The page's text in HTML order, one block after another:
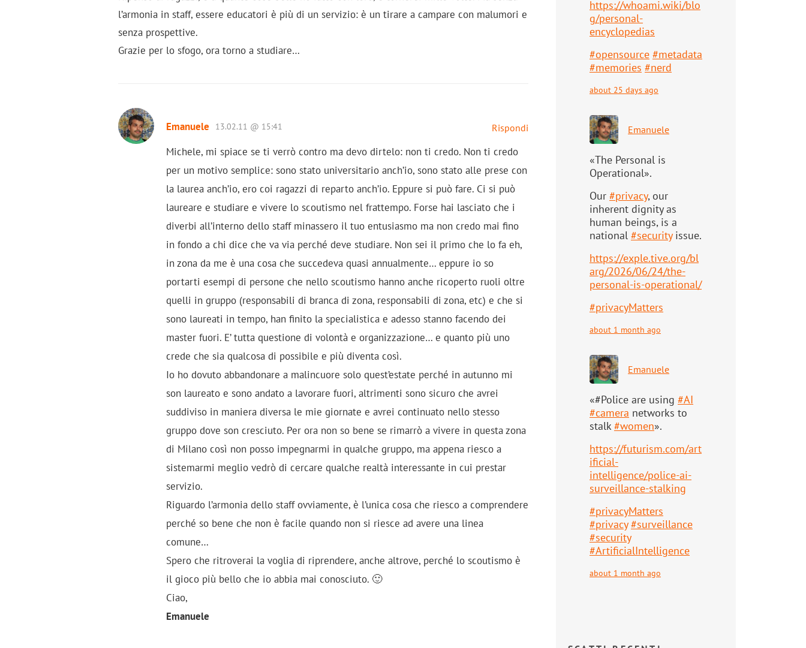
l’armonia in staff, essere educatori è più di un servizio: è un tirare a campare con malumori e
senza prospettive.
Grazie per lo sfogo, ora torno a studiare…
Emanuele Rispondi
13.02.11 @ 15:41
Michele, mi spiace se ti verrò contro ma devo dirtelo: non ti credo. Non ti credo
per un motivo semplice: sono stato universitario anch’io, sono stato alle prese con
la laurea anch’io, ero coi ragazzi di reparto anch’io. Eppure si può fare. Ci si può
laureare e studiare e vivere lo scoutismo nel frattempo. Forse hai lasciato che i
diverbi all’interno dello staff minassero il tuo entusiasmo ma non credo mai fino
in fondo a chi dice che va via perché deve studiare. Non sei il primo che lo fa eh,
in zona da me è una cosa che succedeva quasi annualmente… eppure io so
portarti esempi di persone che nello scoutismo hanno anche ricoperto ruoli oltre
quelli in gruppo (responsabili di branca di zona, responsabili di zona, etc) e che si
sono laureati in tempo, han finito la specialistica e adesso stanno facendo dei
master fuori. E’ tutta questione di volontà e organizzazione… e quanto più uno
crede che sia qualcosa di possibile e più diventa così.
Io ho dovuto abbandonare a malincuore solo quest’estate perché in autunno mi
son laureato e sono andato a lavorare fuori, altrimenti sono sicuro che avrei
suddiviso in maniera diversa le mie giornate e avrei continuato nello stesso
gruppo dove son cresciuto. Per ora non so bene se rimarrò a vivere in questa zona
di Milano così non posso impegnarmi in qualche gruppo, ma appena riesco a
sistemarmi meglio vedrò di cercare qualche realtà interessante in cui prestar
servizio.
Riguardo l’armonia dello staff ovviamente, è l’unica cosa che riesco a comprendere
perché so bene che non è facile quando non si riesce ad avere una linea
comune…
Spero che ritroverai la voglia di riprendere, anche altrove, perché lo scoutismo è
il gioco più bello che io abbia mai conosciuto. 🙂
Ciao,
Emanuele
https://whoami.wiki/blo
g/personal-
encyclopedias
#opensource #metadata
#memories #nerd
about 25 days ago
Emanuele
«The Personal is
Operational».
Our #privacy, our
inherent dignity as
human beings, is a
national #securityissue.
https://exple.tive.org/bl
arg/2026/06/24/the-
personal-is-operational/
#privacyMatters
about 1 month ago
Emanuele
«#Police are using #AI
#camera networks to
stalk#women».
https://futurism.com/art
ificial-
intelligence/police-ai-
surveillance-stalking
#privacyMatters
#privacy #surveillance
#security
#ArtificialIntelligence
about 1 month ago